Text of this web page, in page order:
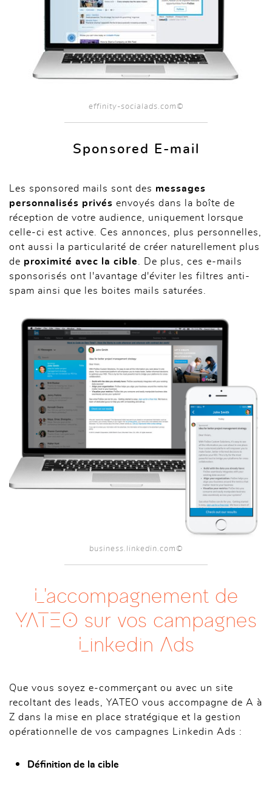
effinity-socialads.com©
Sponsored E-mail
Les sponsored mails sont des messages
personnalisés privés envoyés dans la boîte de
réception de votre audience, uniquement lorsque
celle-ci est active. Ces annonces, plus personnelles,
ont aussi la particularité de créer naturellement plus
de proximité avec la cible
. De plus, ces e-mails
sponsorisés ont l'avantage d'éviter les filtres anti-
spam ainsi que les boites mails saturées.
business.linkedin.com©
L'accompagnement de
YATEO sur vos campagnes
Linkedin Ads
Que vous soyez e-commerçant ou avec un site
recoltant des leads, YATEO vous accompagne de A à
Z dans la mise en place stratégique et la gestion
opérationnelle de vos campagnes Linkedin Ads :
Définition de la cible